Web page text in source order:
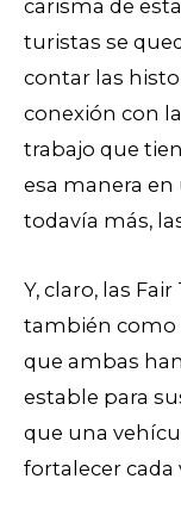
carisma de
turistas se
contar las
conexión con
trabajo que
esa manera
todavía más,
Y, claro, las
también como
que ambas
estable para
que una
fortalecer cada